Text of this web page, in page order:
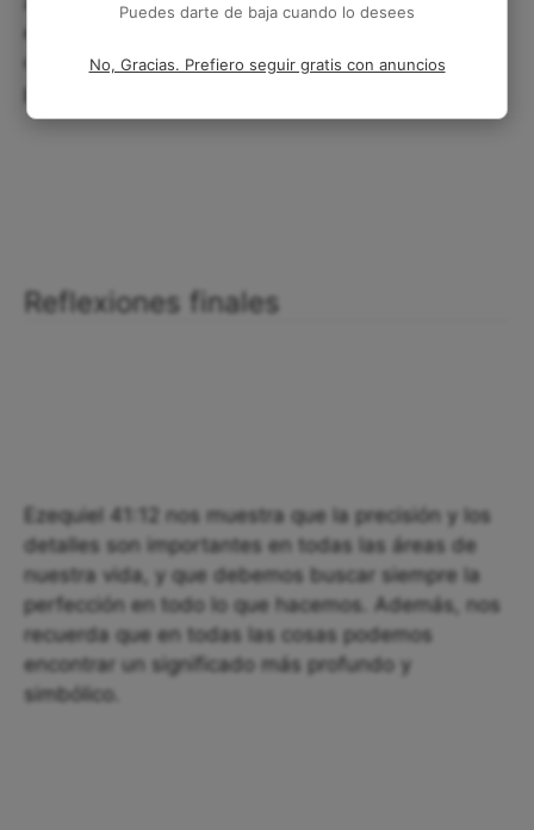
estos detalles y medidas pueden ser entendidos
como una representación de la pureza y
perfección divina a la que debemos aspirar.
Reflexiones finales
Ezequiel 41:12 nos muestra que la precisión y los
detalles son importantes en todas las áreas de
nuestra vida, y que debemos buscar siempre la
perfección en todo lo que hacemos. Además, nos
recuerda que en todas las cosas podemos
encontrar un significado más profundo y
simbólico.
Puedes darte de baja cuando lo desees
No, Gracias. Prefiero seguir gratis con anuncios